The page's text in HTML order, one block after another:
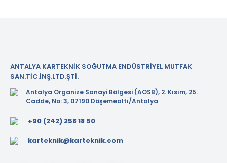
ANTALYA KARTEKNİK SOĞUTMA ENDÜSTRİYEL MUTFAK
SAN.TİC.İNŞ.LTD.ŞTİ.
Antalya Organize Sanayi Bölgesi (AOSB), 2. Kısım, 25.
Cadde, No: 3, 07190 Döşemealtı/Antalya
+90 (242) 258 18 50
karteknik@karteknik.com